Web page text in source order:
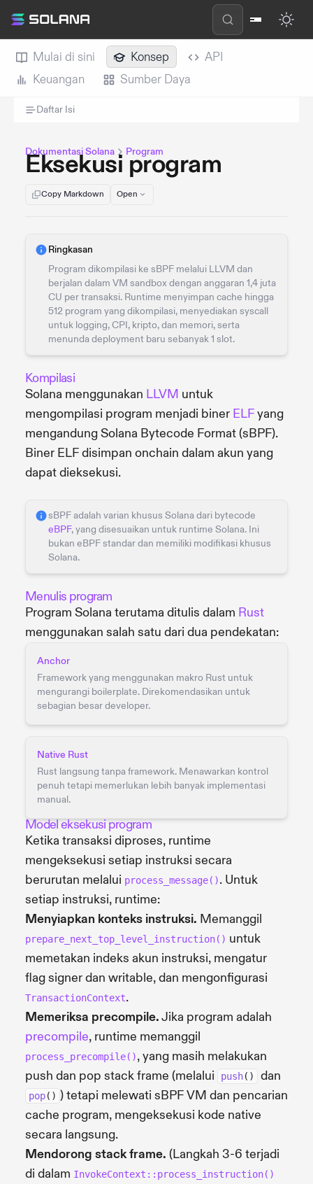
Mulai di sini Konsep
API
Keuangan
Sumber Daya
Daftar Isi
Dokumentasi Solana Program
Eksekusi program
Copy Markdown Open
Ringkasan
Program dikompilasi ke sBPF melalui LLVM dan
berjalan dalam VM sandbox dengan anggaran 1,4 juta
CU per transaksi. Runtime menyimpan cache hingga
512 program yang dikompilasi, menyediakan syscall
untuk logging, CPI, kripto, dan memori, serta
menunda deployment baru sebanyak 1 slot.
Kompilasi
Solana menggunakan LLVM untuk
mengompilasi program menjadi biner ELFyang
mengandung Solana Bytecode Format (sBPF).
Biner ELF disimpan onchain dalam akun yang
dapat dieksekusi.
sBPF adalah varian khusus Solana dari bytecode
eBPF, yang disesuaikan untuk runtime Solana. Ini
bukan eBPF standar dan memiliki modifikasi khusus
Solana.
Menulis program
Program Solana terutama ditulis dalam Rust
menggunakan salah satu dari dua pendekatan:
Anchor
Framework yang menggunakan makro Rust untuk
mengurangi boilerplate. Direkomendasikan untuk
sebagian besar developer.
Native Rust
Rust langsung tanpa framework. Menawarkan kontrol
penuh tetapi memerlukan lebih banyak implementasi
manual.
Model eksekusi program
Ketika transaksi diproses, runtime
mengeksekusi setiap instruksi secara
berurutan melalui process_message(). Untuk
setiap instruksi, runtime:
Menyiapkan konteks instruksi. Memanggil
prepare_next_top_level_instruction() untuk
memetakan indeks akun instruksi, mengatur
flag signer dan writable, dan mengonfigurasi
TransactionContext.
Memeriksa precompile.Jika program adalah
precompile, runtime memanggil
process_precompile(), yang masih melakukan
push dan pop stack frame (melalui
push() dan
pop() ) tetapi melewati sBPF VM dan pencarian
cache program, mengeksekusi kode native
secara langsung.
Mendorong stack frame. (Langkah 3-6 terjadi
di dalam InvokeContext::process_instruction()